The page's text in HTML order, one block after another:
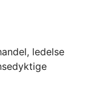
ledelse